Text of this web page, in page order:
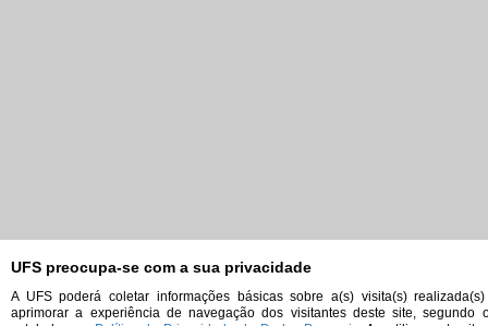
UFS preocupa-se com a sua privacidade
A UFS poderá coletar informações básicas sobre a(s) visita(s)
aprimorar a experiência de navegação dos visitantes deste site, segundo